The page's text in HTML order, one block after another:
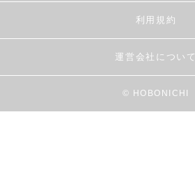
利用規約
運営会社について
© HOBONICHI